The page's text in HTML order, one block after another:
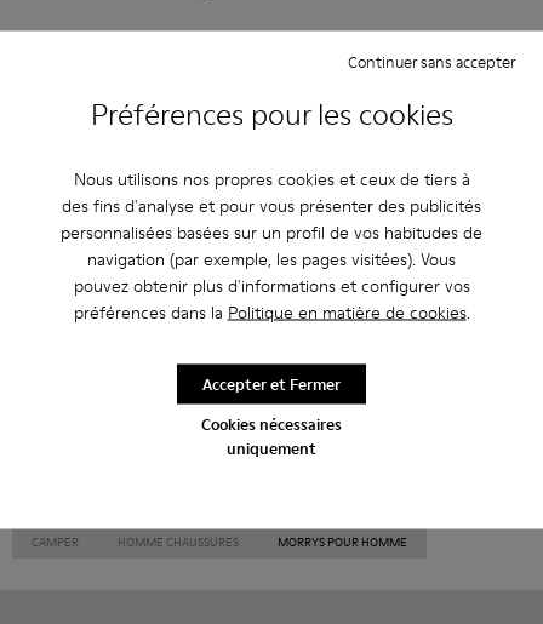
Préférences pour les cookies
Nous utilisons nos propres cookies et ceux de tiers à
des fins d'analyse et pour vous présenter des publicités
personnalisées basées sur un profil de vos habitudes de
navigation (par exemple, les pages visitées). Vous
pouvez obtenir plus d'informations et configurer vos
préférences dans la Politique en matière de cookies.
Cookies nécessaires
uniquement
Continuer sans accepter
Accepter et Fermer
Bottines Non Leather
Ballerines
Sandales
Bottes
Chaussures plates
Chaussures casual
Baskets
Chaussons
Chaussures habillées
Chaussures à plateau
CAMPER HOMME CHAUSSURES MORRYS POUR HOMME